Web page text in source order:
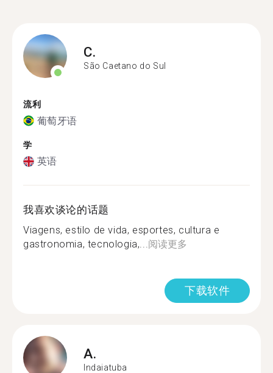
C.
São Caetano do Sul
流利
葡萄牙语
学
英语
我喜欢谈论的话题
Viagens, estilo de vida, esportes, cultura e
gastronomia, tecnologia,...阅读更多
下载软件
A.
Indaiatuba